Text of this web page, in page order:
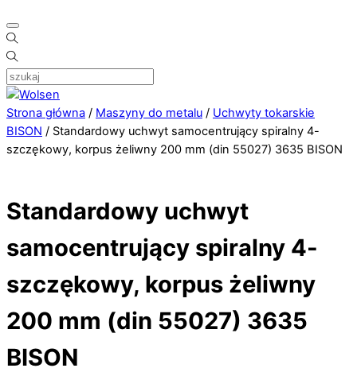
Strona główna / Maszyny do metalu / Uchwyty tokarskie
BISON / Standardowy uchwyt samocentrujący spiralny 4-
szczękowy, korpus żeliwny 200 mm (din 55027) 3635 BISON
Standardowy uchwyt
samocentrujący spiralny 4-
szczękowy, korpus żeliwny
200 mm (din 55027) 3635
BISON